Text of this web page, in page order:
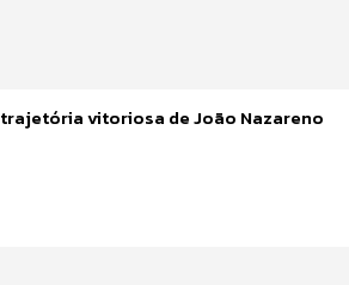
vitoriosa de João Nazareno